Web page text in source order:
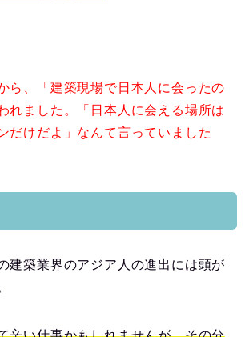
ら、「建築現場で日本人に会ったの
れました。「日本人に会える場所は
だけだよ」なんて言っていました
建築業界のアジア人の進出には頭が